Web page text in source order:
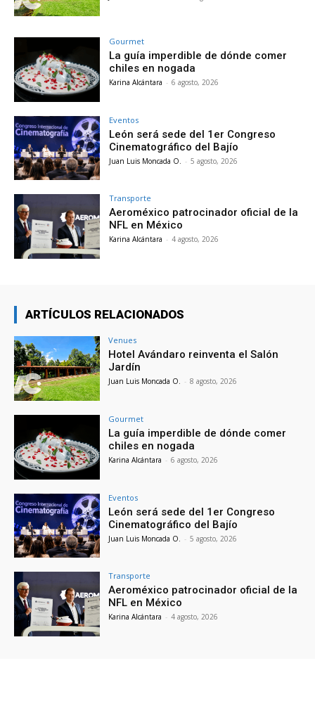
Gourmet
La guía imperdible de dónde comer
chiles en nogada
Karina Alcántara - 6 agosto, 2026
Eventos
León será sede del 1er Congreso
Cinematográfico del Bajío
Juan Luis Moncada O. - 5 agosto, 2026
Transporte
Aeroméxico patrocinador oficial de la
NFL en México
Karina Alcántara - 4 agosto, 2026
ARTÍCULOS RELACIONADOS
Venues
Hotel Avándaro reinventa el Salón
Jardín
Juan Luis Moncada O. - 8 agosto, 2026
Gourmet
La guía imperdible de dónde comer
chiles en nogada
Karina Alcántara - 6 agosto, 2026
Eventos
León será sede del 1er Congreso
Cinematográfico del Bajío
Juan Luis Moncada O. - 5 agosto, 2026
Transporte
Aeroméxico patrocinador oficial de la
NFL en México
Karina Alcántara - 4 agosto, 2026